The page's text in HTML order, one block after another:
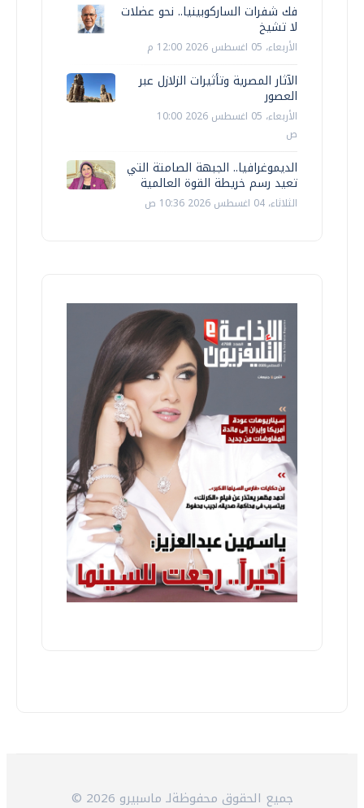
فك شفرات الساركوبينيا.. نحو عضلات
لا تشيخ
الأربعاء، 05 اغسطس 2026 12:00 م
الآثار المصرية وتأثيرات الزلازل عبر
العصور
الأربعاء، 05 اغسطس 2026 10:00
ص
الديموغرافيا.. الجبهة الصامتة التي
تعيد رسم خريطة القوة العالمية
الثلاثاء، 04 اغسطس 2026 10:36 ص
© 2026 جميع الحقوق محفوظةلـ ماسبيرو